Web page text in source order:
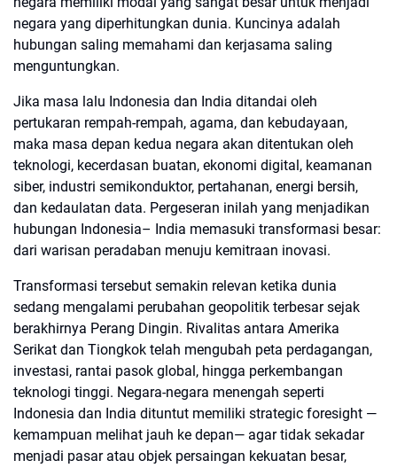
negara yang diperhitungkan dunia. Kuncinya adalah
hubungan saling memahami dan kerjasama saling
menguntungkan.
Jika masa lalu Indonesia dan India ditandai oleh
pertukaran rempah-rempah, agama, dan kebudayaan,
maka masa depan kedua negara akan ditentukan oleh
teknologi, kecerdasan buatan, ekonomi digital, keamanan
siber, industri semikonduktor, pertahanan, energi bersih,
dan kedaulatan data. Pergeseran inilah yang menjadikan
hubungan Indonesia– India memasuki transformasi besar:
dari warisan peradaban menuju kemitraan inovasi.
Transformasi tersebut semakin relevan ketika dunia
sedang mengalami perubahan geopolitik terbesar sejak
berakhirnya Perang Dingin. Rivalitas antara Amerika
Serikat dan Tiongkok telah mengubah peta perdagangan,
investasi, rantai pasok global, hingga perkembangan
teknologi tinggi. Negara-negara menengah seperti
Indonesia dan India dituntut memiliki strategic foresight —
kemampuan melihat jauh ke depan— agar tidak sekadar
menjadi pasar atau objek persaingan kekuatan besar,